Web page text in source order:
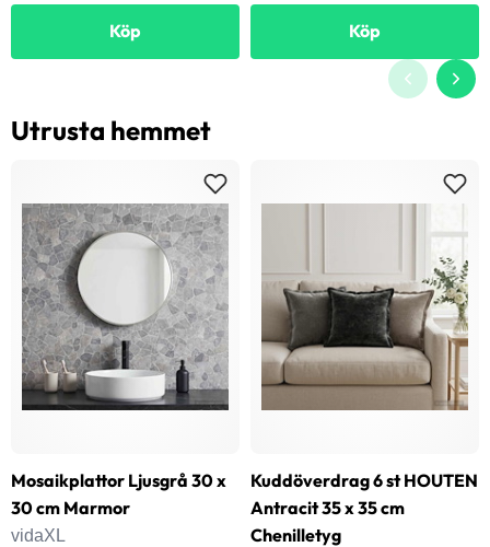
Köp Köp
Utrusta hemmet
Mosaikplattor Ljusgrå 30 x
30 cm Marmor
vidaXL
Kuddöverdrag 6 st HOUTEN
Antracit 35 x 35 cm
Chenilletyg